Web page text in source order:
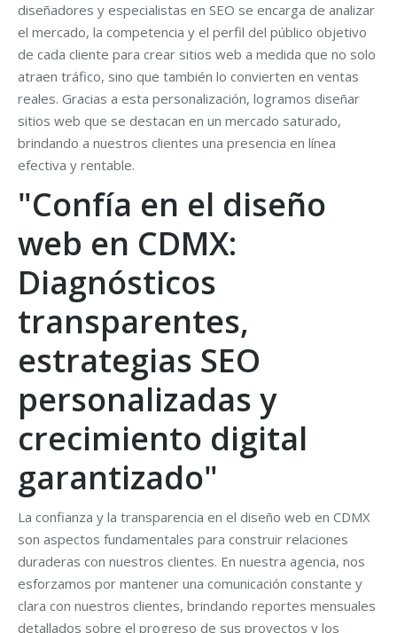
diseñadores y especialistas en SEO se encarga de analizar
el mercado, la competencia y el perfil del público objetivo
de cada cliente para crear sitios web a medida que no solo
atraen tráfico, sino que también lo convierten en ventas
reales. Gracias a esta personalización, logramos diseñar
sitios web que se destacan en un mercado saturado,
brindando a nuestros clientes una presencia en línea
efectiva y rentable.
"Confía en el diseño
web en CDMX:
Diagnósticos
transparentes,
estrategias SEO
personalizadas y
crecimiento digital
garantizado"
La confianza y la transparencia en el diseño web en CDMX
son aspectos fundamentales para construir relaciones
duraderas con nuestros clientes. En nuestra agencia, nos
esforzamos por mantener una comunicación constante y
clara con nuestros clientes, brindando reportes mensuales
detallados sobre el progreso de sus proyectos y los